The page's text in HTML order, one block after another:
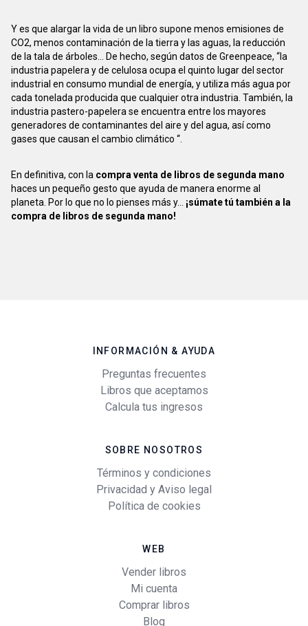
Y es que alargar la vida de un libro supone menos emisiones de
CO2, menos contaminación de la tierra y las aguas, la reducción
de la tala de árboles... De hecho, según datos de Greenpeace, “la
industria papelera y de celulosa ocupa el quinto lugar del sector
industrial en consumo mundial de energía, y utiliza más agua por
cada tonelada producida que cualquier otra industria. También, la
industria pastero-papelera se encuentra entre los mayores
generadores de contaminantes del aire y del agua, así como
gases que causan el cambio climático “.
En definitiva, con la compra venta de libros de segunda mano
haces un pequeño gesto que ayuda de manera enorme al
planeta. Por lo que no lo pienses más y... ¡súmate tú también a la
compra de libros de segunda mano!
INFORMACIÓN & AYUDA
Preguntas frecuentes
Libros que aceptamos
Calcula tus ingresos
SOBRE NOSOTROS
Términos y condiciones
Privacidad y Aviso legal
Política de cookies
WEB
Vender libros
Mi cuenta
Comprar libros
Blog